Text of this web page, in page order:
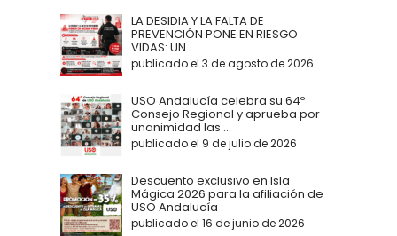
LA DESIDIA Y LA FALTA DE
PREVENCIÓN PONE EN RIESGO
VIDAS: UN ...
publicado el 3 de agosto de 2026
USO Andalucía celebra su 64º
Consejo Regional y aprueba por
unanimidad las ...
publicado el 9 de julio de 2026
Descuento exclusivo en Isla
Mágica 2026 para la afiliación de
USO Andalucía
publicado el 16 de junio de 2026